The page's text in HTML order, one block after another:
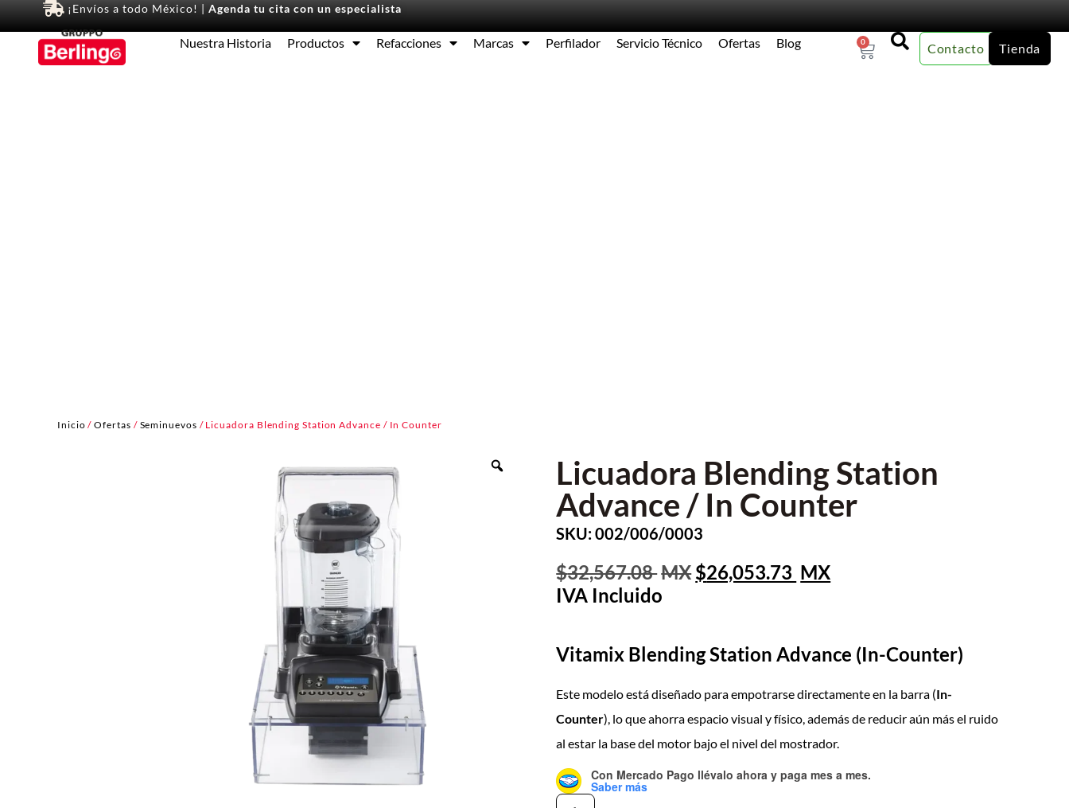
¡Envíos a todo México! | Agenda tu cita con un especialista
Nuestra Historia Productos Refacciones Marcas Perfilador Servicio Técnico Ofertas Blog 0 Contacto Tienda
Inicio /Ofertas / Seminuevos / Licuadora Blending Station Advance / In Counter
Licuadora Blending Station
Advance / In Counter
SKU: 002/006/0003
32,567.08 26,053.73
Vitamix Blending Station Advance (In-Counter)
Este modelo está diseñado para empotrarse directamente en la barra (In-
Counter), lo que ahorra espacio visual y físico, además de reducir aún más el ruido
al estar la base del motor bajo el nivel del mostrador.
Con Mercado Pago llévalo ahora y paga mes a mes.
Saber más
Equipos